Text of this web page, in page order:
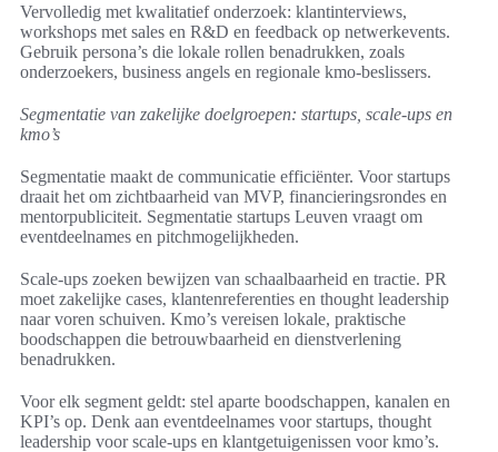
Vervolledig met kwalitatief onderzoek: klantinterviews,
workshops met sales en R&D en feedback op netwerkevents.
Gebruik persona’s die lokale rollen benadrukken, zoals
onderzoekers, business angels en regionale kmo-beslissers.
Segmentatie van zakelijke doelgroepen: startups, scale-ups en
kmo’s
Segmentatie maakt de communicatie efficiënter. Voor startups
draait het om zichtbaarheid van MVP, financieringsrondes en
mentorpubliciteit. Segmentatie startups Leuven vraagt om
eventdeelnames en pitchmogelijkheden.
Scale-ups zoeken bewijzen van schaalbaarheid en tractie. PR
moet zakelijke cases, klantenreferenties en thought leadership
naar voren schuiven. Kmo’s vereisen lokale, praktische
boodschappen die betrouwbaarheid en dienstverlening
benadrukken.
Voor elk segment geldt: stel aparte boodschappen, kanalen en
KPI’s op. Denk aan eventdeelnames voor startups, thought
leadership voor scale-ups en klantgetuigenissen voor kmo’s.